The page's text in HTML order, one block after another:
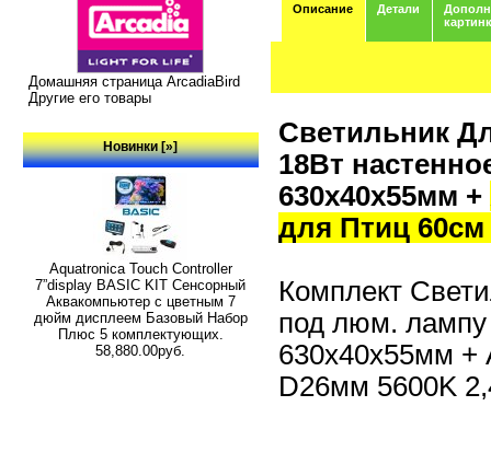
Домашняя страница ArcadiaBird
Другие его товары
Новинки [»]
Aquatronica Touch Controller
7”display BASIC KIT Сенсорный
Аквакомпьютер с цветным 7
дюйм дисплеем Базовый Набор
Плюс 5 комплектующих.
58,880.00руб.
Описание Детали
Светильник
18Вт
630x40x55мм +
для Птиц 60см
Комплект
под люм. лампу
630x40x55мм +
D26мм 5600K